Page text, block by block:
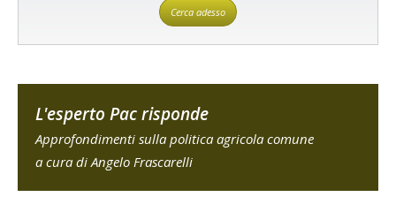
Cerca adesso
L'esperto Pac risponde
Approfondimenti sulla politica agricola comune
a cura di Angelo Frascarelli